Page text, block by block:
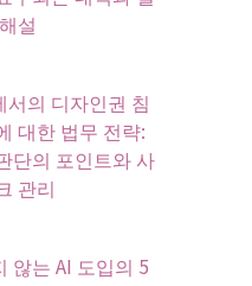
설
서의 디자인권 침
대한 법무 전략:
단의 포인트와 사
관리
않는 AI 도입의 5